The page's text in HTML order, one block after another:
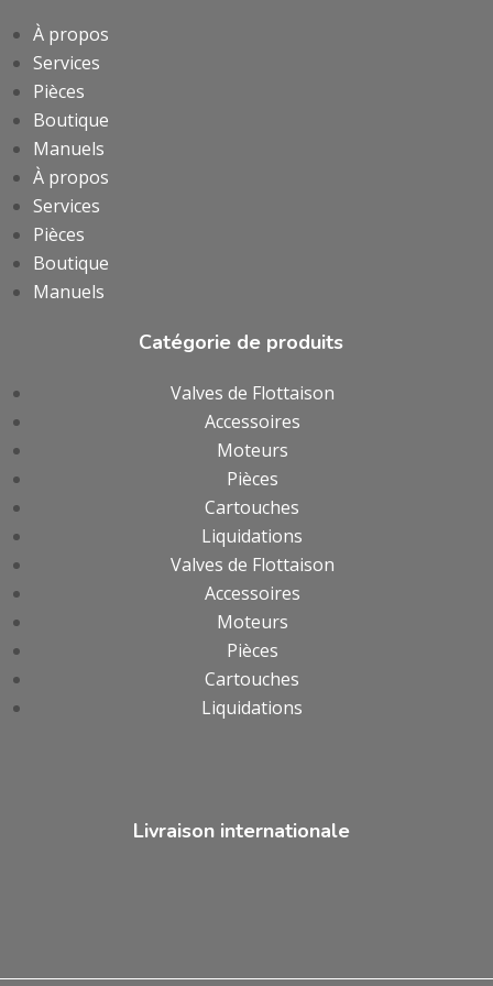
À propos
Services
Pièces
Boutique
Manuels
À propos
Services
Pièces
Boutique
Manuels
Catégorie de produits
Valves de Flottaison
Accessoires
Moteurs
Pièces
Cartouches
Liquidations
Valves de Flottaison
Accessoires
Moteurs
Pièces
Cartouches
Liquidations
Livraison internationale